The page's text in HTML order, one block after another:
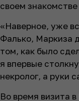
своем
«Наверное, уже
Фалько, Маркиза
том, как было
я впервые
некролог, а руки
Во время визита